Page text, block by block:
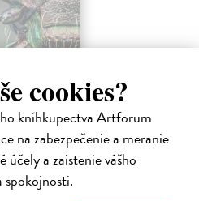
cookies?
kníhkupectva Artforum
na zabezpečenie a meranie
a zaistenie vášho
| Kniha
který je stejně podivuhodný jako
Objevte tvory fantastických tvarů,
kteří přežívají díky strategiím…
zasielame do 12 dní od